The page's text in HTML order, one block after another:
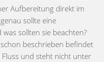
Aufbereitung direkt im
sollte eine
sollten sie beachten?
beschrieben befindet
Fluss und steht nicht unter